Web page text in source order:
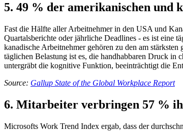
5. 49 % der amerikanischen und
Fast die Hälfte aller Arbeitnehmer in den USA und
Quartalsberichte oder jährliche Deadlines - es ist eine
kanadische Arbeitnehmer gehören zu den am
täglichen Belastung ist es, die handhabbaren Druck in
untergräbt die kognitive Funktion, beeinträchtigt die
Source: Gallup State of the Global Workplace Report
6. Mitarbeiter verbringen 57 %
Microsofts Work Trend Index ergab, dass der